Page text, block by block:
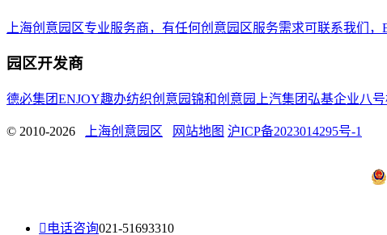
上海创意园区专业服务商，有任何创意园区服务需求可联系我们，
园区开发商
德必集团ENJOY趣办纺织创意园锦和创意园 上汽集团 弘基企业八
© 2010-2026 上海创意园区 网站地图 沪ICP备2023014295号-1
 电话咨询021-51693310